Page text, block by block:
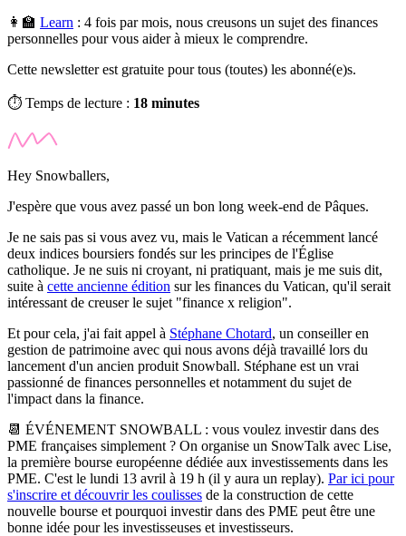
👩‍🏫 Learn : 4 fois par mois, nous creusons un sujet des finances
personnelles pour vous aider à mieux le comprendre.
Cette newsletter est gratuite pour tous (toutes) les abonné(e)s.
⏱️ Temps de lecture : 18 minutes
Hey Snowballers,
J'espère que vous avez passé un bon long week-end de Pâques.
Je ne sais pas si vous avez vu, mais le Vatican a récemment lancé
deux indices boursiers fondés sur les principes de l'Église
catholique. Je ne suis ni croyant, ni pratiquant, mais je me suis dit,
suite à cette ancienne édition sur les finances du Vatican, qu'il serait
intéressant de creuser le sujet "finance x religion".
Et pour cela, j'ai fait appel à Stéphane Chotard, un conseiller en
gestion de patrimoine avec qui nous avons déjà travaillé lors du
lancement d'un ancien produit Snowball. Stéphane est un vrai
passionné de finances personnelles et notamment du sujet de
l'impact dans la finance.
📆 ÉVÉNEMENT SNOWBALL : vous voulez investir dans des
PME françaises simplement ? On organise un SnowTalk avec Lise,
la première bourse européenne dédiée aux investissements dans les
PME. C'est le lundi 13 avril à 19 h (il y aura un replay). Par ici pour
s'inscrire et découvrir les coulisses de la construction de cette
nouvelle bourse et pourquoi investir dans des PME peut être une
bonne idée pour les investisseuses et investisseurs.